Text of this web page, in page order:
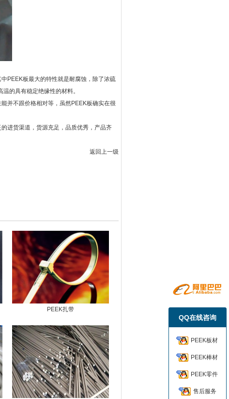
PEEK板最大的特性就是耐腐蚀，除了浓硫
的具有稳定绝缘性的材料。
并不跟价格相对等，虽然PEEK板确实在很
进货渠道，货源充足，品质优秀，产品齐
返回上一级
PEEK扎带
QQ在线咨询
PEEK板材
PEEK棒材
PEEK零件
售后服务